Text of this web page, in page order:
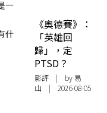
一
什
《奧德賽》：
「英雄回
歸」，定
PTSD？
影評 | by 易
山 | 2026-08-05